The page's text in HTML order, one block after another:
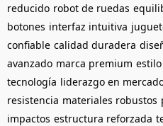
reducido robot de ruedas
botones interfaz intuitiva
confiable calidad duradera
avanzado marca premium
tecnología liderazgo en
resistencia materiales robustos
impactos estructura reforzada